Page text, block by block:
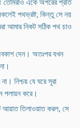
পথভ্রষ্ট; কিন্তু সে নয়
আমার নিকট সঠিক পথ চাও
দেন। অতঃপর যখন
নিশ্চয় যে ঘরে সূরা
পলায়ন করে।
আয়াত তিলাওয়াত করল, সে